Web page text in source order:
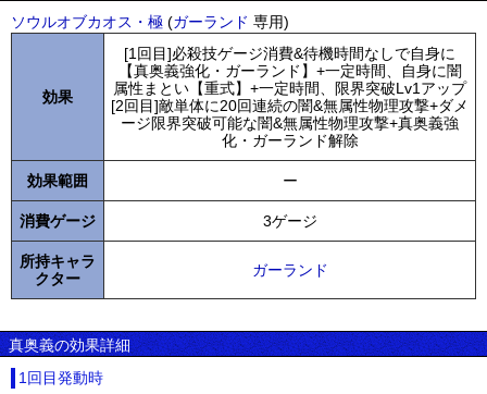
ソウルオブカオス・極 (ガーランド 専用)
効果
[1回目]必殺技ゲージ消費&待機時間なしで自身に
【真奥義強化・ガーランド】+一定時間、自身に闇
属性まとい【重式】+一定時間、限界突破Lv1アップ
[2回目]敵単体に20回連続の闇&無属性物理攻撃+ダメ
ージ限界突破可能な闇&無属性物理攻撃+真奥義強
化・ガーランド解除
効果範囲 ー
消費ゲージ 3ゲージ
所持キャラ
クター
ガーランド
真奥義の効果詳細
1回目発動時